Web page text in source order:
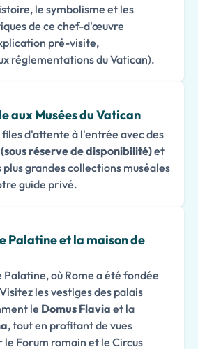
le symbolisme et les
de ce chef-d'œuvre
pré-visite,
réglementations du Vatican).
aux Musées du Vatican
files d'attente à l'entrée avec des
réserve de disponibilité)et
grandes collections muséales
guide privé.
Palatine et la maison de
Palatine, où Rome a été fondée
les vestiges des palais
le Domus Flavia et la
, tout en profitant de vues
le Forum romain et le Circus